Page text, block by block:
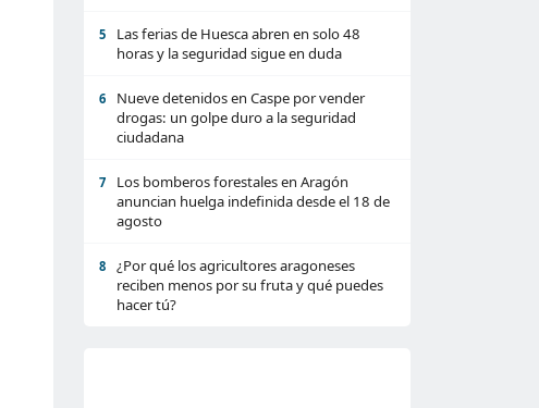
5
Las ferias de Huesca abren en solo 48
horas y la seguridad sigue en duda
6
Nueve detenidos en Caspe por vender
drogas: un golpe duro a la seguridad
ciudadana
7
Los bomberos forestales en Aragón
anuncian huelga indefinida desde el 18 de
agosto
8
¿Por qué los agricultores aragoneses
reciben menos por su fruta y qué puedes
hacer tú?